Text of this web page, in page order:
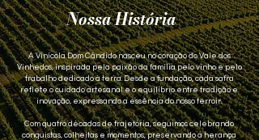
Nossa História
A Vinícola Dom Cândido nasceu no coração do Vale dos
Vinhedos, inspirada pela paixão da família pelo vinho e pelo
trabalho dedicado à terra. Desde a fundação, cada safra
reflete o cuidado artesanal e o equilíbrio entre tradição e
inovação, expressando a essência do nosso terroir.
Com quatro décadas de trajetória, seguimos celebrando
conquistas, colheitas e momentos, preservando a herança